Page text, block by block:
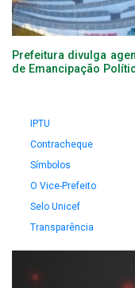
Prefeitura divulga
de Emancipação
IPTU
Contracheque
Símbolos
O Vice-Prefeito
Selo Unicef
Transparência